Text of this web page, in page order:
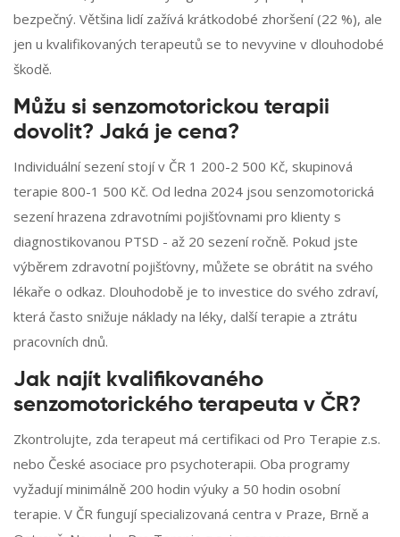
bezpečný. Většina lidí zažívá krátkodobé zhoršení (22 %), ale
jen u kvalifikovaných terapeutů se to nevyvine v dlouhodobé
škodě.
Můžu si senzomotorickou terapii
dovolit? Jaká je cena?
Individuální sezení stojí v ČR 1 200-2 500 Kč, skupinová
terapie 800-1 500 Kč. Od ledna 2024 jsou senzomotorická
sezení hrazena zdravotními pojišťovnami pro klienty s
diagnostikovanou PTSD - až 20 sezení ročně. Pokud jste
výběrem zdravotní pojišťovny, můžete se obrátit na svého
lékaře o odkaz. Dlouhodobě je to investice do svého zdraví,
která často snižuje náklady na léky, další terapie a ztrátu
pracovních dnů.
Jak najít kvalifikovaného
senzomotorického terapeuta v ČR?
Zkontrolujte, zda terapeut má certifikaci od Pro Terapie z.s.
nebo České asociace pro psychoterapii. Oba programy
vyžadují minimálně 200 hodin výuky a 50 hodin osobní
terapie. V ČR fungují specializovaná centra v Praze, Brně a